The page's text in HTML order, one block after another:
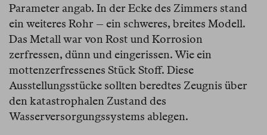
Parameter angab. In der Ecke des Zimmers stand
ein weiteres Rohr – ein schweres, breites Modell.
Das Metall war von Rost und Korrosion
zerfressen, dünn und eingerissen. Wie ein
mottenzerfressenes Stück Stoff. Diese
Ausstellungsstücke sollten beredtes Zeugnis über
den katastrophalen Zustand des
Wasserversorgungssystems ablegen.